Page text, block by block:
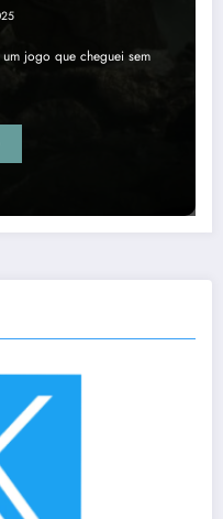
jogo que cheguei sem